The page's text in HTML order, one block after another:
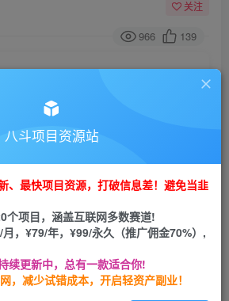
关注
966 139
付费后查看
金币9.9金币99
前未登录！建议登陆后购买，可保存购买订单
程，玩法规则，细节处理，根据课程
八斗项目资源站
、最快项目资源，打破信息差！避免当韭
个项目，涵盖互联网多数赛道!
，¥79/年，¥99/永久（推广佣金70%）,
续更新中，总有一款适合你!
，减少试错成本，开启轻资产副业！